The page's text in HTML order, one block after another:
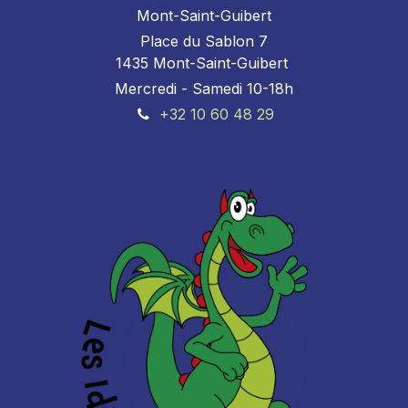
Mont-Saint-Guibert
Place du Sablon 7
1435 Mont-Saint-Guibert
Mercredi - Samedi 10-18h
+32 10 60 48 29